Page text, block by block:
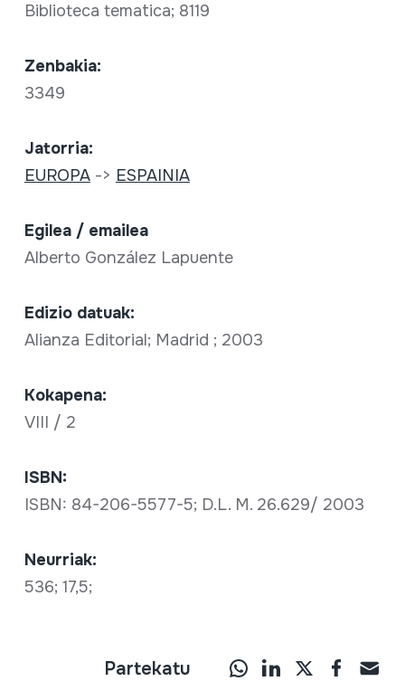
Biblioteca tematica; 8119
Zenbakia:
3349
Jatorria:
EUROPA-> ESPAINIA
Egilea / emailea
Alberto González Lapuente
Edizio datuak:
Alianza Editorial; Madrid ; 2003
Kokapena:
VIII / 2
ISBN:
ISBN: 84-206-5577-5; D.L. M. 26.629/ 2003
Neurriak:
536; 17,5;
Partekatu